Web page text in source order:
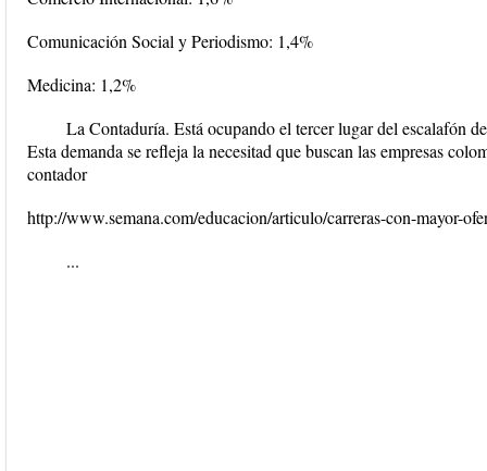
Comunicación Social y Periodismo: 1,4%
Medicina: 1,2%
La Contaduría. Está ocupando el tercer lugar del escalafón
Esta demanda se refleja la necesitad que buscan las empresas
contador
http://www.semana.com/educacion/articulo/carreras-con-mayor-
...